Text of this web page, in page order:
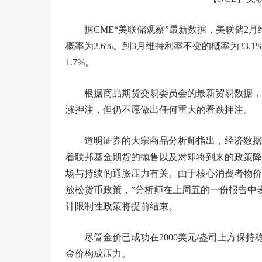
据CME“美联储观察”最新数据，美联储2
概率为2.6%。到3月维持利率不变的概率为
1.7%。
根据商品期货交易委员会的最新贸易数据
涨押注，但仍不愿做出任何重大的看跌押注。
道明证券的大宗商品分析师指出，经济数
着联邦基金期货的抛售以及对即将到来的政策
场与持续的通胀压力有关。由于核心消费者物
放松货币政策，”分析师在上周五的一份报告
计限制性政策将提前结束。
尽管金价已成功在2000美元/盎司上方保
金价构成压力。